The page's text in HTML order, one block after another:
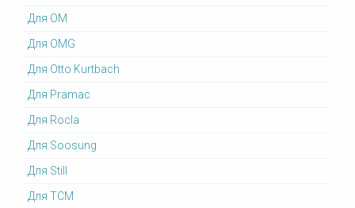
Для OM
Для OMG
Для Otto Kurtbach
Для Pramac
Для Rocla
Для Soosung
Для Still
Для TCM